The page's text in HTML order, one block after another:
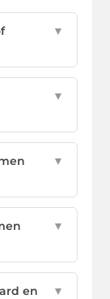
▼
▼
▼
▼
en
▼